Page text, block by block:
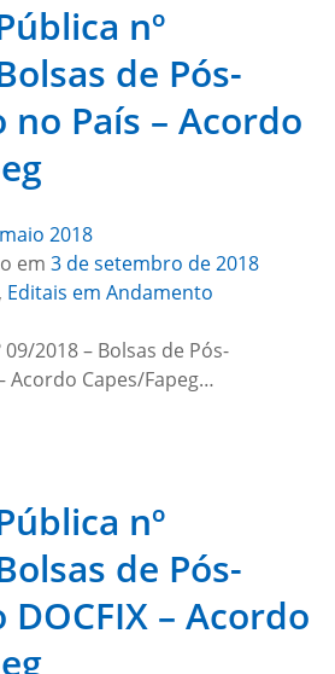
nº
de Pós-
País – Acordo
2018
em 3 de setembro de 2018
, Editais em Andamento
2018 – Bolsas de Pós-
Acordo Capes/Fapeg…
nº
de Pós-
– Acordo